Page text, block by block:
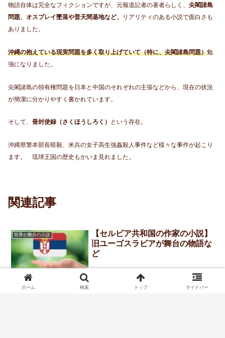
物語自体は完全なフィクションですが、元報道記者の著者らしく、 尖閣諸島
問題、オスプレイ墜落や普天間基地など、
リアリティのある小説で面白さも
ありました。
沖縄の抱えている現実問題を多く取り上げていて（特に、尖閣諸島問題）勉
強になりました。
尖閣諸島の領有権問題を日本と中国のそれぞれの主張などから、現在の状況
が簡潔に分かりやすく書かれています。
そして、 冊封使録（さくほうしろく） という存在。
沖縄県警本部長暗殺、米兵の女子高生強姦殺人事件など様々な事件が起こり
ます。 琉球王国の歴史もかいま見れました。
関連記事
世界が舞台の小説
【セルビア共和国の作家の小説】
旧ユーゴスラビアが舞台の物語な
ど
ホーム 検索 トップ サイドバー